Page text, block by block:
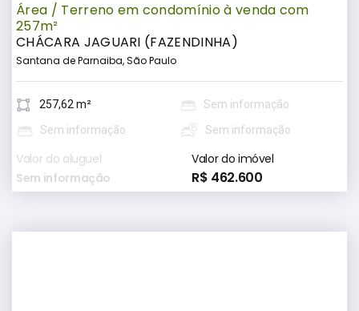
Área / Terreno em condomínio à venda com
257m²
CHÁCARA JAGUARI (FAZENDINHA)
Santana de Parnaiba, São Paulo
257,62 m²
Sem informação
Sem informação
Sem informação
Valor do aluguel
Sem informação
Valor do imóvel
R$ 462.600